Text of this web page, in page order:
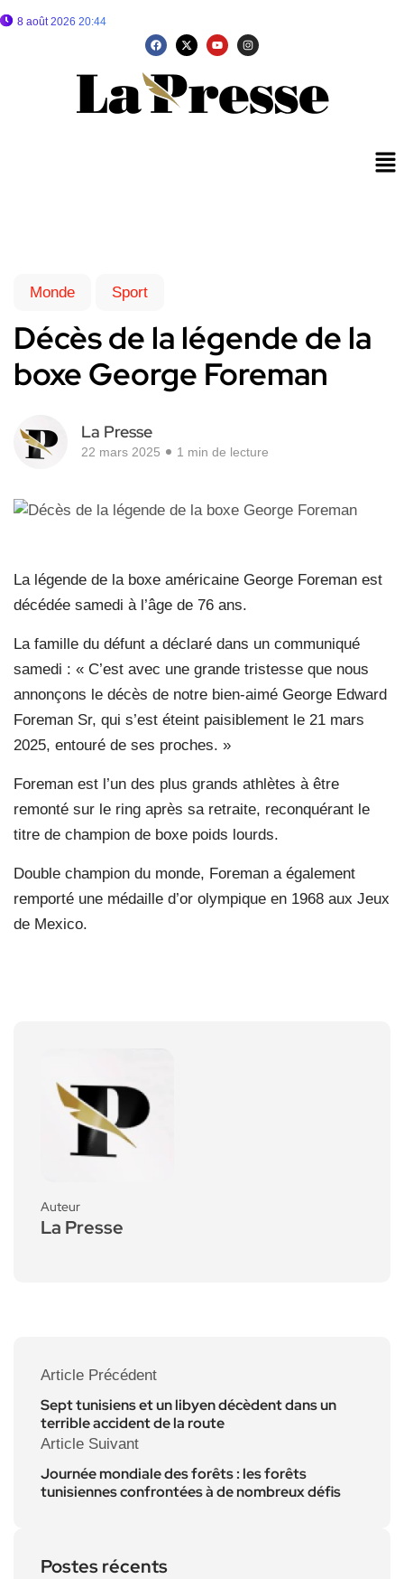
8 août 2026 20:44
Monde Sport
Décès de la légende de la
boxe George Foreman
La Presse
22 mars 2025 1 min de lecture
La légende de la boxe américaine George Foreman est
décédée samedi à l’âge de 76 ans.
La famille du défunt a déclaré dans un communiqué
samedi : « C’est avec une grande tristesse que nous
annonçons le décès de notre bien-aimé George Edward
Foreman Sr, qui s’est éteint paisiblement le 21 mars
2025, entouré de ses proches. »
Foreman est l’un des plus grands athlètes à être
remonté sur le ring après sa retraite, reconquérant le
titre de champion de boxe poids lourds.
Double champion du monde, Foreman a également
remporté une médaille d’or olympique en 1968 aux Jeux
de Mexico.
Auteur
La Presse
Article Précédent
Sept tunisiens et un libyen décèdent dans un
terrible accident de la route
Article Suivant
Journée mondiale des forêts : les forêts
tunisiennes confrontées à de nombreux défis
Postes récents